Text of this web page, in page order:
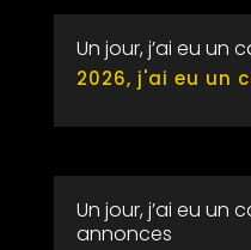
Un jour, j’ai eu un
2026, j'ai eu un
Un jour, j’ai eu un
annonces